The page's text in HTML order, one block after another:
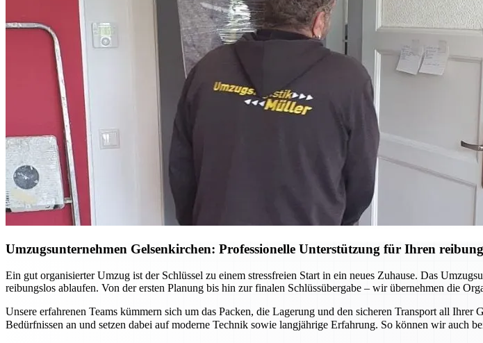
Umzugsunternehmen Gelsenkirchen: Professionelle Unterstützung für Ihren
Ein gut organisierter Umzug ist der Schlüssel zu einem stressfreien Start in ein neues Zuhause. Das
reibungslos ablaufen. Von der ersten Planung bis hin zur finalen Schlüssübergabe – wir übernehmen die
Unsere erfahrenen Teams kümmern sich um das Packen, die Lagerung und den sicheren Transport all
Bedürfnissen an und setzen dabei auf moderne Technik sowie langjährige Erfahrung. So können wir auch